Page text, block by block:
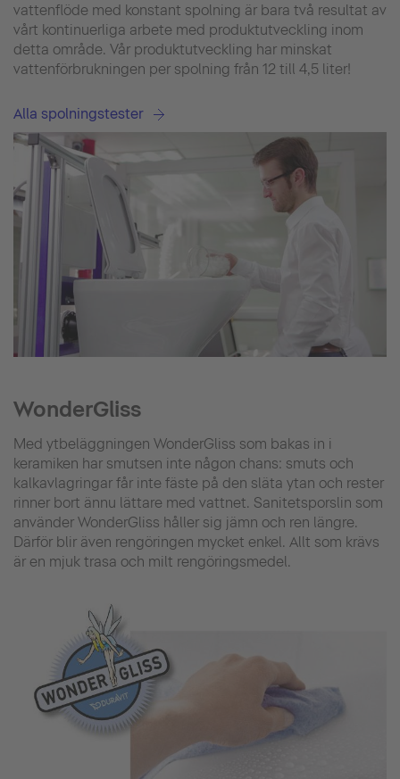
vattenflöde med konstant spolning är bara två resultat av
vårt kontinuerliga arbete med produktutveckling inom
detta område. Vår produktutveckling har minskat
vattenförbrukningen per spolning från 12 till 4,5 liter!
Alla spolningstester
WonderGliss
Med ytbeläggningen WonderGliss som bakas in i
keramiken har smutsen inte någon chans: smuts och
kalkavlagringar får inte fäste på den släta ytan och rester
rinner bort ännu lättare med vattnet. Sanitetsporslin som
använder WonderGliss håller sig jämn och ren längre.
Därför blir även rengöringen mycket enkel. Allt som krävs
är en mjuk trasa och milt rengöringsmedel.